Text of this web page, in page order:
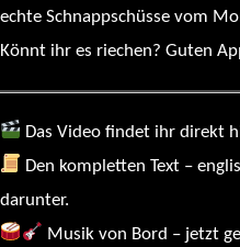
echte Schnappschüsse vom
Könnt ihr es riechen? Guten
Das Video findet ihr direkt
Den kompletten Text –
darunter.
Musik von Bord – jetzt